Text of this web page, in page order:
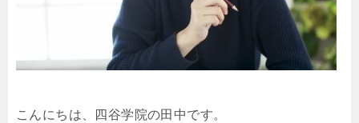
こんにちは、四谷学院の田中です。